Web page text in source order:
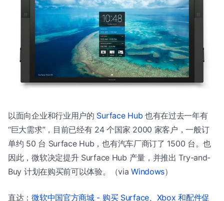
以面向企业和行业用户的 Surface Hub 也有在过去一年有
“巨大需求”，目前已经有 24 个国家 2000 家客户，一般订
单约 50 台 Surface Hub，也有汽车厂商订了 1500 台。也
因此，微软决定提升 Surface Hub 产量，并推出 Try-and-
Buy 计划在购买前可以体验。（viaWindows）
直达：微软中国官方商城 - 购买 Surface、Xbox 和配件促